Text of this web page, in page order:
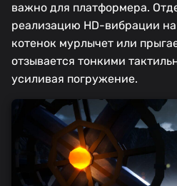
важно для платформера.
реализацию HD-вибрации
котенок мурлычет или
отзывается тонкими
усиливая погружение.